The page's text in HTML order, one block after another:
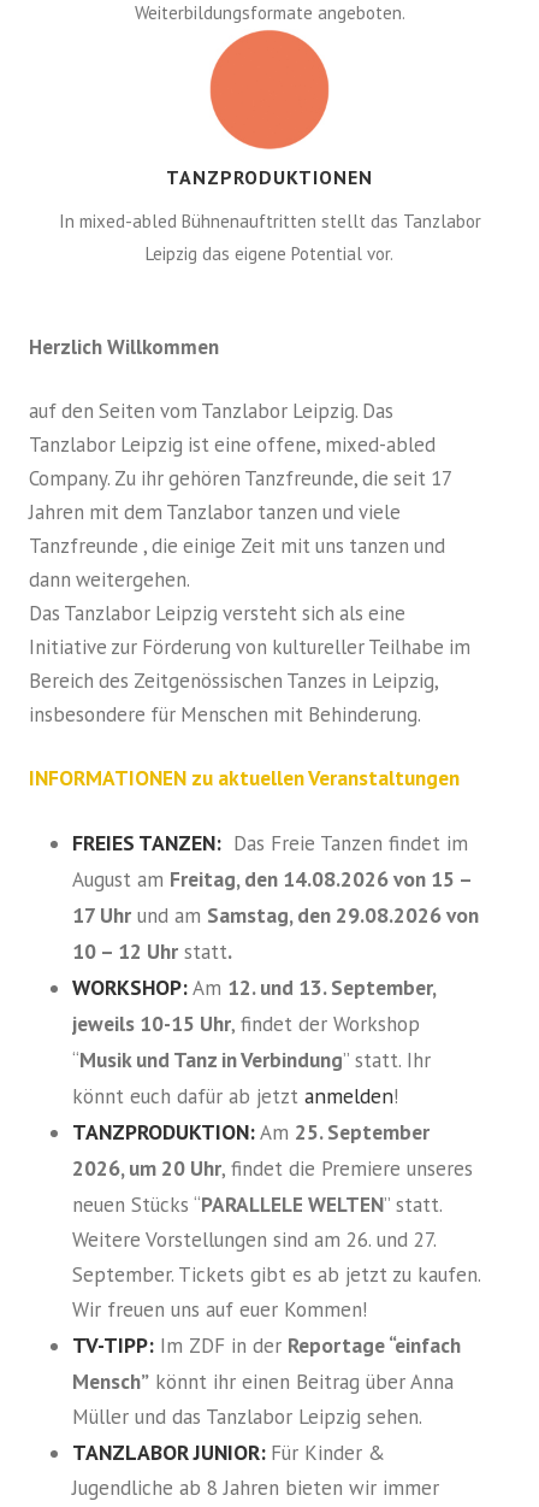
Weiterbildungsformate angeboten.
TANZPRODUKTIONEN
In mixed-abled Bühnenauftritten stellt das Tanzlabor
Leipzig das eigene Potential vor.
Herzlich Willkommen
auf den Seiten vom Tanzlabor Leipzig. Das
Tanzlabor Leipzig ist eine offene, mixed-abled
Company. Zu ihr gehören Tanzfreunde, die seit 17
Jahren mit dem Tanzlabor tanzen und viele
Tanzfreunde , die einige Zeit mit uns tanzen und
dann weitergehen.
Das Tanzlabor Leipzig versteht sich als eine
Initiative zur Förderung von kultureller Teilhabe im
Bereich des Zeitgenössischen Tanzes in Leipzig,
insbesondere für Menschen mit Behinderung.
INFORMATIONEN zu aktuellen Veranstaltungen
FREIES TANZEN: Das Freie Tanzen findet im
August am Freitag, den 14.08.2026 von 15 –
17 Uhr und am Samstag, den 29.08.2026 von
10 – 12 Uhr statt.
WORKSHOP:Am 12. und 13. September,
jeweils 10-15 Uhr, findet der Workshop
“Musik und Tanz in Verbindung” statt. Ihr
könnt euch dafür ab jetzt anmelden!
TANZPRODUKTION:Am 25. September
2026, um 20 Uhr, findet die Premiere unseres
neuen Stücks “PARALLELE WELTEN” statt.
Weitere Vorstellungen sind am 26. und 27.
September. Tickets gibt es ab jetzt zu kaufen.
Wir freuen uns auf euer Kommen!
TV-TIPP: Im ZDF in der Reportage “einfach
Mensch” könnt ihr einen Beitrag über Anna
Müller und das Tanzlabor Leipzig sehen.
TANZLABOR JUNIOR: Für Kinder &
Jugendliche ab 8 Jahren bieten wir immer